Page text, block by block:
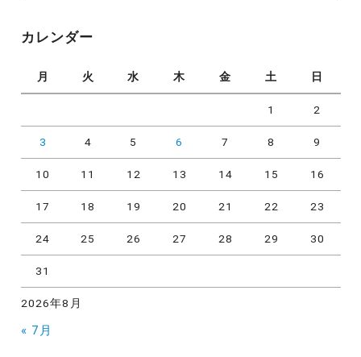
ー
カレンダー
2026年8月
月 火 水 木 金 土 日
1 2
3 4 5 6 7 8 9
10 11 12 13 14 15 16
17 18 19 20 21 22 23
24 25 26 27 28 29 30
31
« 7月